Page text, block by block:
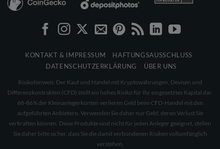
KONTAKT & IMPRESSUM
HAFTUNGSAUSSCHLUSS
DATENSCHUTZERKLÄRUNG
ÜBER UNS
Risikohinweis: Der Kauf und Handel mit Kryptowährungen, Devisen und
Differenzkontrakten (CFD) stellt ein hohes Risiko für Ihr eingesetztes Kapital dar.
68-86% der Kleinanlegerkonten verlieren Geld beim CFD-Handel mit den
aufgeführten Anbietern. Verwenden Sie daher nur Geld, deren Verlust Sie
verkraften können. Diese Produkte sind nicht für jeden Anleger geeignet, stellen
Sie daher bitte sicher, dass Sie die damit verbundenen Risiken vollumfänglich
verstehen.